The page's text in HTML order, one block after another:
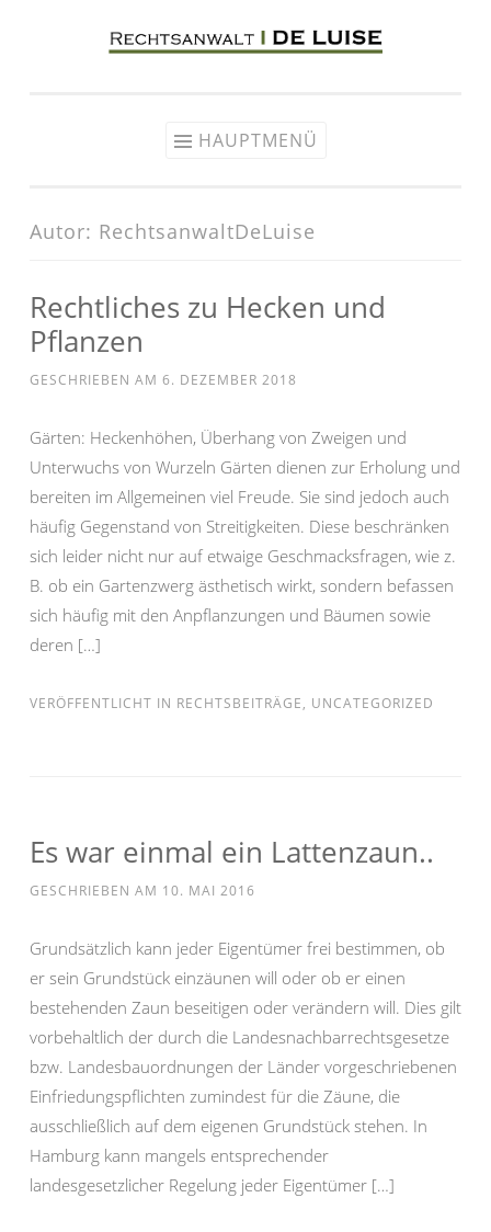
HAUPTMENÜ
Autor: RechtsanwaltDeLuise
Rechtliches zu Hecken und
Pflanzen
GESCHRIEBEN AM 6. DEZEMBER 2018
Gärten: Heckenhöhen, Überhang von Zweigen und
Unterwuchs von Wurzeln Gärten dienen zur Erholung und
bereiten im Allgemeinen viel Freude. Sie sind jedoch auch
häufig Gegenstand von Streitigkeiten. Diese beschränken
sich leider nicht nur auf etwaige Geschmacksfragen, wie z.
B. ob ein Gartenzwerg ästhetisch wirkt, sondern befassen
sich häufig mit den Anpflanzungen und Bäumen sowie
deren […]
VERÖFFENTLICHT IN RECHTSBEITRÄGE, UNCATEGORIZED
Es war einmal ein Lattenzaun..
GESCHRIEBEN AM 10. MAI 2016
Grundsätzlich kann jeder Eigentümer frei bestimmen, ob
er sein Grundstück einzäunen will oder ob er einen
bestehenden Zaun beseitigen oder verändern will. Dies gilt
vorbehaltlich der durch die Landesnachbarrechtsgesetze
bzw. Landesbauordnungen der Länder vorgeschriebenen
Einfriedungspflichten zumindest für die Zäune, die
ausschließlich auf dem eigenen Grundstück stehen. In
Hamburg kann mangels entsprechender
landesgesetzlicher Regelung jeder Eigentümer […]